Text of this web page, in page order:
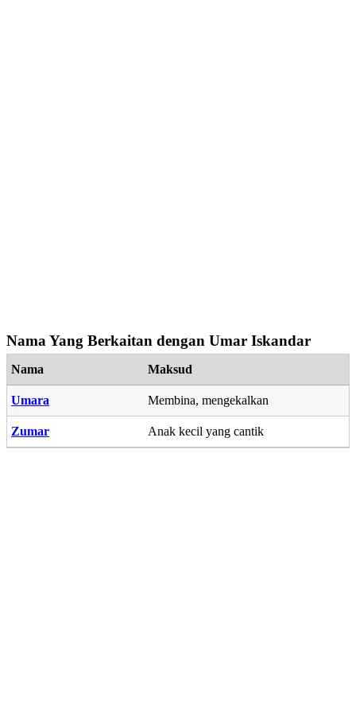
Nama Yang Berkaitan dengan Umar Iskandar
Nama Maksud
Umara Membina, mengekalkan
Zumar Anak kecil yang cantik